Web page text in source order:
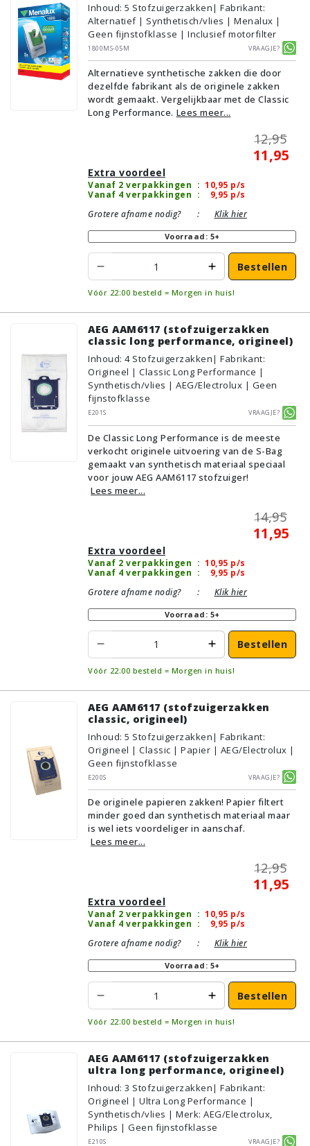
Inhoud: 5 Stofzuigerzakken| Fabrikant:
Alternatief | Synthetisch/vlies | Menalux |
Geen fijnstofklasse | Inclusief motorfilter
1800MS-05M
Vraagje?
Alternatieve synthetische zakken die door
dezelfde fabrikant als de originele zakken
wordt gemaakt. Vergelijkbaar met de Classic
Long Performance. Lees meer...
12,95
11,95
Extra voordeel
Vanaf 2 verpakkingen : 10,95 p/s
Vanaf 4 verpakkingen : 9,95 p/s
Grotere afname nodig?
: Klik hier
Voorraad: 5+
Bestellen
Vóór 22:00 besteld = Morgen in huis!
AEG AAM6117 (stofzuigerzakken
classic long performance, origineel)
Inhoud: 4 Stofzuigerzakken| Fabrikant:
Origineel | Classic Long Performance |
Synthetisch/vlies | AEG/Electrolux | Geen
fijnstofklasse
E201S
Vraagje?
De Classic Long Performance is de meeste
verkocht originele uitvoering van de S-Bag
gemaakt van synthetisch materiaal speciaal
voor jouw AEG AAM6117 stofzuiger!
Lees meer...
14,95
11,95
Extra voordeel
Vanaf 2 verpakkingen : 10,95 p/s
Vanaf 4 verpakkingen : 9,95 p/s
Grotere afname nodig?
: Klik hier
Voorraad: 5+
Bestellen
Vóór 22:00 besteld = Morgen in huis!
AEG AAM6117 (stofzuigerzakken
classic, origineel)
Inhoud: 5 Stofzuigerzakken| Fabrikant:
Origineel | Classic | Papier | AEG/Electrolux |
Geen fijnstofklasse
E200S
Vraagje?
De originele papieren zakken! Papier filtert
minder goed dan synthetisch materiaal maar
is wel iets voordeliger in aanschaf.
Lees meer...
12,95
11,95
Extra voordeel
Vanaf 2 verpakkingen : 10,95 p/s
Vanaf 4 verpakkingen : 9,95 p/s
Grotere afname nodig?
: Klik hier
Voorraad: 5+
Bestellen
Vóór 22:00 besteld = Morgen in huis!
AEG AAM6117 (stofzuigerzakken
ultra long performance, origineel)
Inhoud: 3 Stofzuigerzakken| Fabrikant:
Origineel | Ultra Long Performance |
Synthetisch/vlies | Merk: AEG/Electrolux,
Philips | Geen fijnstofklasse
E210S
Vraagje?